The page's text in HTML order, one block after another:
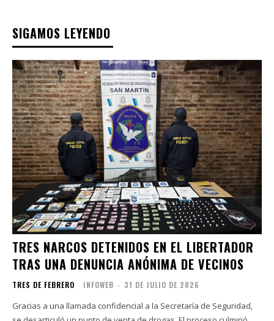
SIGAMOS LEYENDO
TRES NARCOS DETENIDOS EN EL LIBERTADOR
TRAS UNA DENUNCIA ANÓNIMA DE VECINOS
TRES DE FEBRERO INFOWEB - 31 DE JULIO DE 2026
Gracias a una llamada confidencial a la Secretaría de Seguridad,